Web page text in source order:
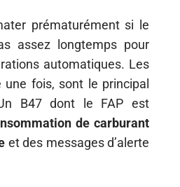
prématurément si le
assez longtemps pour
automatiques. Les
fois, sont le principal
B47 dont le FAP est
de carburant
et des messages d’alerte